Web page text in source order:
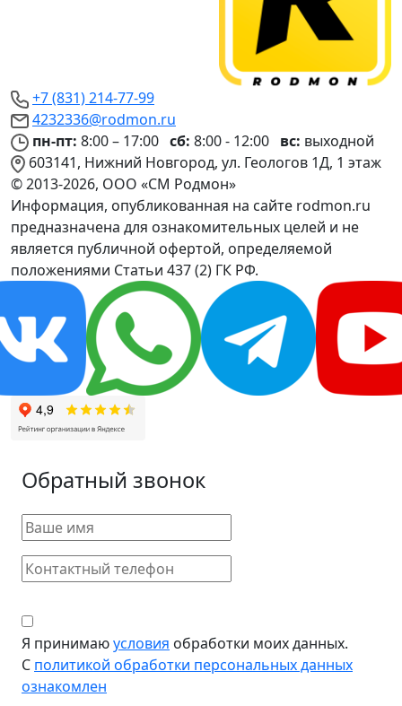
+7 (831) 214-77-99
4232336@rodmon.ru
пн-пт: 8:00 – 17:00 сб: 8:00 - 12:00 вс: выходной
603141, Нижний Новгород, ул. Геологов 1Д, 1 этаж
© 2013-2026, ООО «СМ Родмон»
Информация, опубликованная на сайте rodmon.ru
предназначена для ознакомительных целей и не
является публичной офертой, определяемой
положениями Статьи 437 (2) ГК РФ.
Обратный звонок
Я принимаюусловия обработки моих данных.
С политикой обработки персональных данных
ознакомлен